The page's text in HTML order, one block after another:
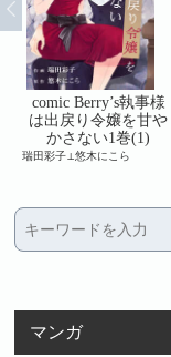
comic Berry’s執事様
は出戻り令嬢を甘や
かさない1巻(1)
瑞田彩子⊥悠木にこら
マンガ